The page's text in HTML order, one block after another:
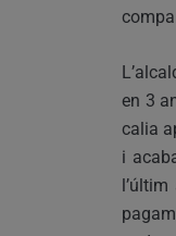
en 3
calia
i